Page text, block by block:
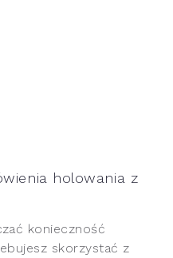
holowania z
konieczność
skorzystać z